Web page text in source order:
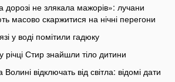
дорозі не злякала мажорів»: лучани
масово скаржитися на нічні перегони
у воді помітили гадюку
річці Стир знайшли тіло дитини
відключать від світла: відомі дати